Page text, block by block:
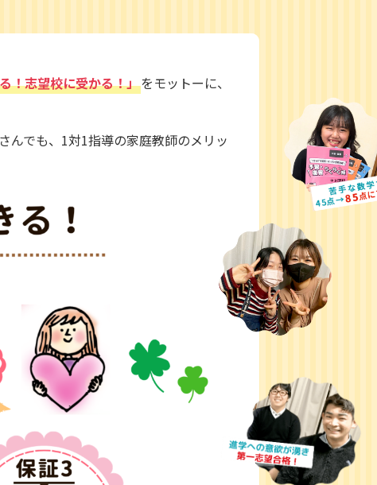
！志望校に受かる！」をモットーに、
んでも、1対1指導の家庭教師のメリッ